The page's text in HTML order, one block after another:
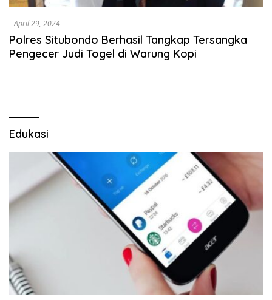
April 29, 2024
Polres Situbondo Berhasil Tangkap Tersangka
Pengecer Judi Togel di Warung Kopi
Edukasi